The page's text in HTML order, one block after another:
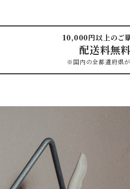
10,000円以上のご
配送料無料
※国内の全都道府県